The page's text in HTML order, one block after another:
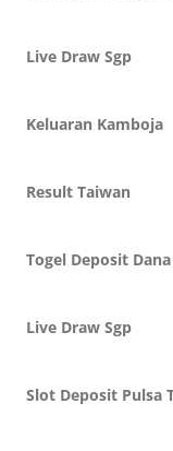
Live Draw Sgp
Keluaran Kamboja
Result Taiwan
Togel Deposit Dana
Live Draw Sgp
Slot Deposit Pulsa